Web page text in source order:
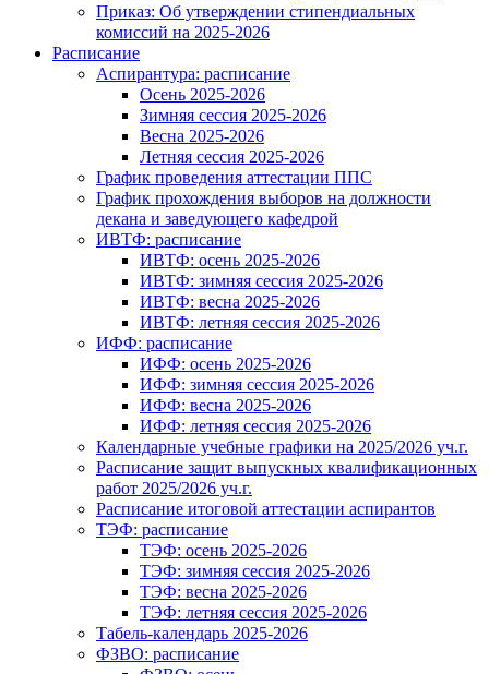
Приказ: Об утверждении стипендиальных
комиссий на 2025-2026
Расписание
Аспирантура: расписание
Осень 2025-2026
Зимняя сессия 2025-2026
Весна 2025-2026
Летняя сессия 2025-2026
График проведения аттестации ППС
График прохождения выборов на должности
декана и заведующего кафедрой
ИВТФ: расписание
ИВТФ: осень 2025-2026
ИВТФ: зимняя сессия 2025-2026
ИВТФ: весна 2025-2026
ИВТФ: летняя сессия 2025-2026
ИФФ: расписание
ИФФ: осень 2025-2026
ИФФ: зимняя сессия 2025-2026
ИФФ: весна 2025-2026
ИФФ: летняя сессия 2025-2026
Календарные учебные графики на 2025/2026 уч.г.
Расписание защит выпускных квалификационных
работ 2025/2026 уч.г.
Расписание итоговой аттестации аспирантов
ТЭФ: расписание
ТЭФ: осень 2025-2026
ТЭФ: зимняя сессия 2025-2026
ТЭФ: весна 2025-2026
ТЭФ: летняя сессия 2025-2026
Табель-календарь 2025-2026
ФЗВО: расписание